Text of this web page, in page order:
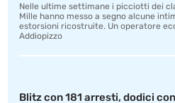
Nelle ultime settimane i picciotti dei
Mille hanno messo a segno alcune
estorsioni ricostruite. Un operatore
Addiopizzo
Blitz con 181 arresti, dodici